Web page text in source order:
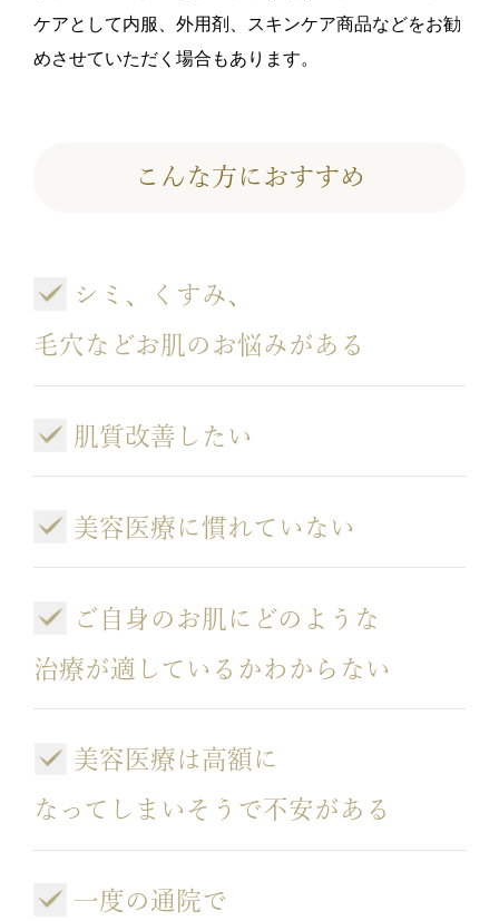
ケアとして内服、外用剤、スキンケア商品などをお勧
めさせていただく場合もあります。
こんな方におすすめ
シミ、くすみ、
毛穴などお肌のお悩みがある
肌質改善したい
美容医療に慣れていない
ご自身のお肌にどのような
治療が適しているかわからない
美容医療は高額に
なってしまいそうで不安がある
一度の通院で